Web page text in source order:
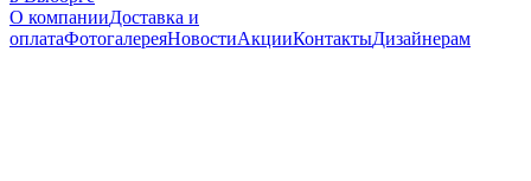
О компанииДоставка и
оплатаФотогалереяНовостиАкцииКонтактыДизайнерам